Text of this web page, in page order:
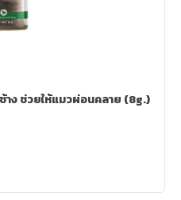
ง ช่วยให้แมวผ่อนคลาย (8g.)